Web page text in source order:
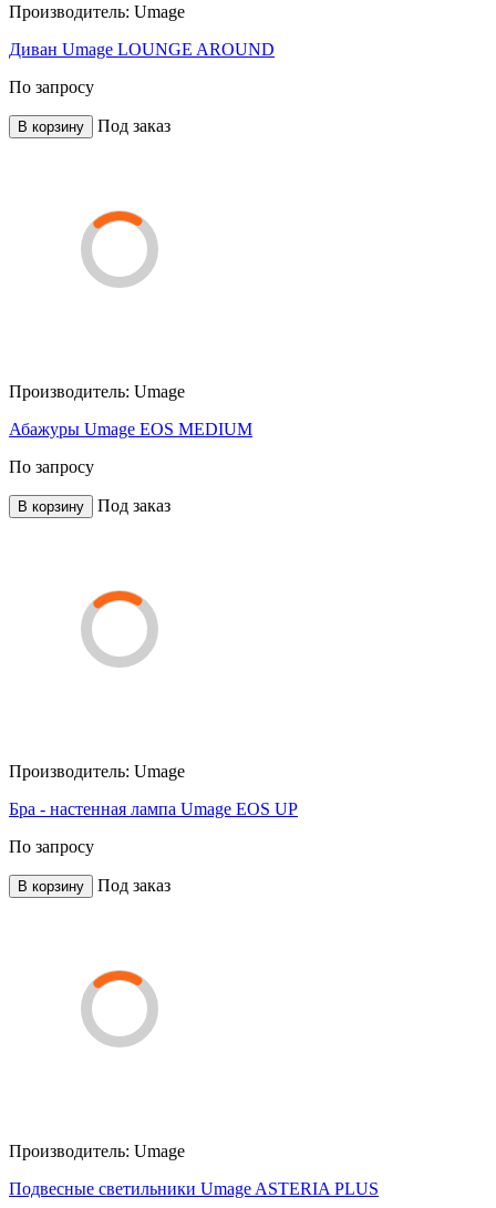
Производитель: Umage
Диван Umage LOUNGE AROUND
По запросу
В корзину Под заказ
Производитель: Umage
Абажуры Umage EOS MEDIUM
По запросу
В корзину Под заказ
Производитель: Umage
Бра - настенная лампа Umage EOS UP
По запросу
В корзину Под заказ
Производитель: Umage
Подвесные светильники Umage ASTERIA PLUS